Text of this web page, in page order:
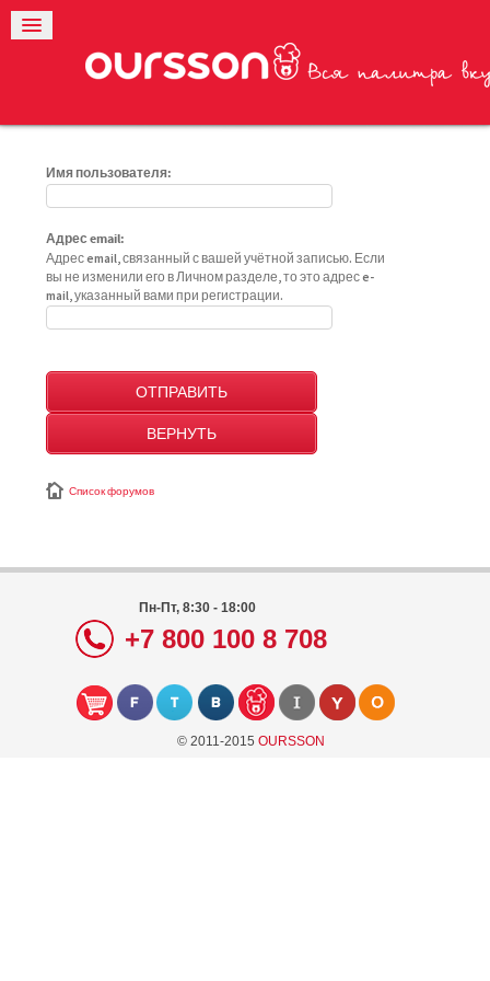
Имя пользователя:
Адрес email:
Адрес email, связанный с вашей учётной записью. Если
вы не изменили его в Личном разделе, то это адрес e-
mail, указанный вами при регистрации.
Список форумов
Пн-Пт, 8:30 - 18:00
+7 800 100 8 708
© 2011-2015 OURSSON